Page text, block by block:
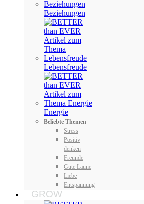
Beziehungen
Lebensfreude
Energie
Beliebte Themen
Stress
Positiv
denken
Freunde
Gute Laune
Liebe
Entspannung
GROW